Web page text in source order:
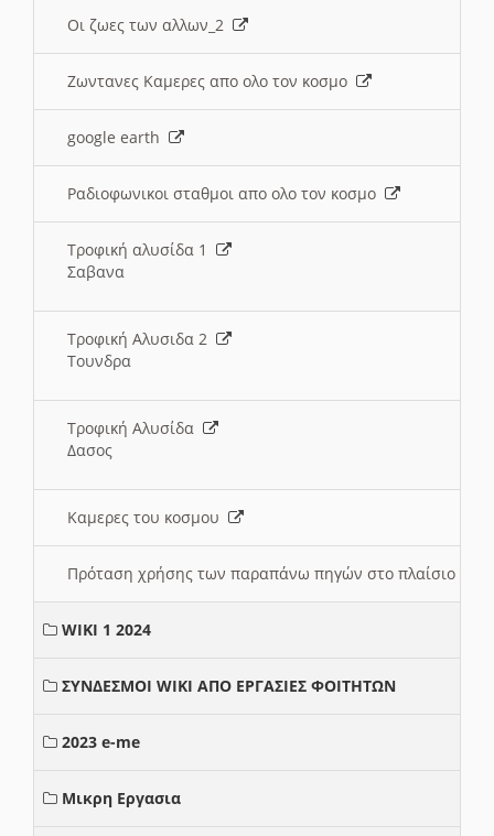
Οι ζωες των αλλων_2
Ζωντανες Καμερες απο ολο τον κοσμο
google earth
Ραδιοφωνικοι σταθμοι απο ολο τον κοσμο
Τροφική αλυσίδα 1
Σαβανα
Τροφική Αλυσιδα 2
Τουνδρα
Τροφική Αλυσίδα
Δασος
Καμερες του κοσμου
Πρόταση χρήσης των παραπάνω πηγών στο πλαίσιο
WIKI 1 2024
ΣΥΝΔΕΣΜΟΙ WIKI ΑΠΟ ΕΡΓΑΣΙΕΣ ΦΟΙΤΗΤΩΝ
2023 e-me
Μικρη Εργασια